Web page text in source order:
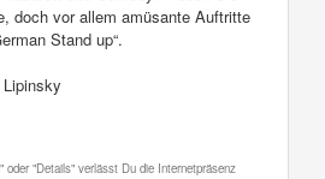
doch vor allem amüsante Auftritte
Stand up“.
"Details" verlässt Du die Internetpräsenz